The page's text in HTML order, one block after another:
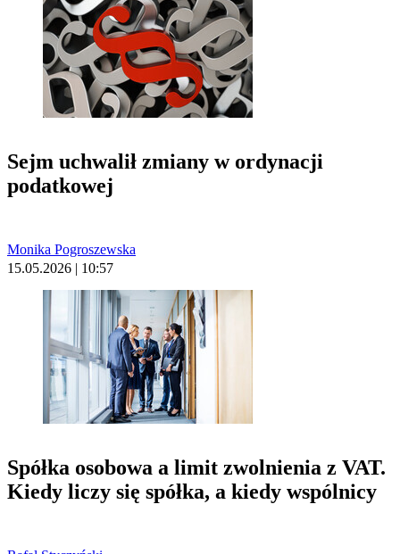
Sejm uchwalił zmiany w ordynacji
podatkowej
Monika Pogroszewska
15.05.2026 | 10:57
Spółka osobowa a limit zwolnienia z VAT.
Kiedy liczy się spółka, a kiedy wspólnicy